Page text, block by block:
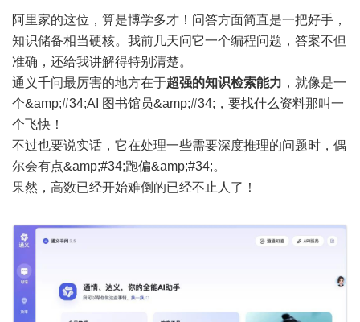
阿里家的这位，算是博学多才！问答方面简直是一把好手，
知识储备相当硬核。我前几天问它一个编程问题，答案不但
准确，还给我讲解得特别清楚。
通义千问最厉害的地方在于超强的知识检索能力 ，就像是一
个&amp;#34;AI 图书馆员&amp;#34;，要找什么资料那叫一
个飞快！
不过也要说实话，它在处理一些需要深度推理的问题时，偶
尔会有点&amp;#34;跑偏&amp;#34;。
果然，高数已经开始难倒的已经不止人了！